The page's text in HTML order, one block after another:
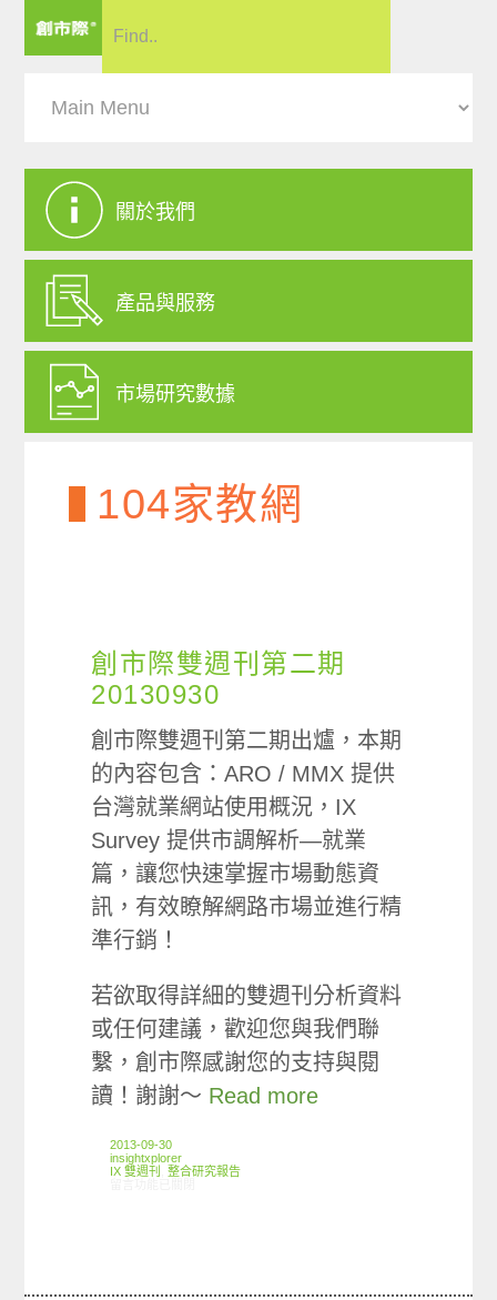
關於我們
產品與服務
市場研究數據
104家教網
創市際雙週刊第二期
20130930
創市際雙週刊第二期出爐，本期
的內容包含：ARO / MMX 提供
台灣就業網站使用概況，IX
Survey 提供市調解析—就業
篇，讓您快速掌握市場動態資
訊，有效瞭解網路市場並進行精
準行銷！
若欲取得詳細的雙週刊分析資料
或任何建議，歡迎您與我們聯
繫，創市際感謝您的支持與閱
讀！謝謝～ Read more
2013-09-30
insightxplorer
IX 雙週刊
,整合研究報告